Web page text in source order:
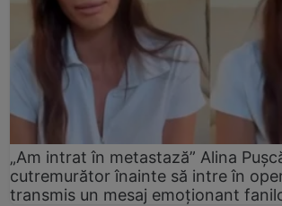
„Am intrat în metastază” Alina
cutremurător înainte să intre în
transmis un mesaj emoționant